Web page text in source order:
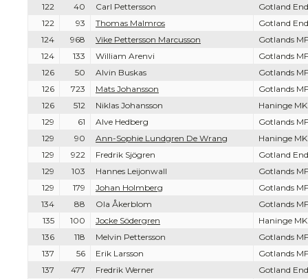
122
40 Carl Pettersson
Gotland
122
93 Thomas Malmros
Gotland
124
968 Vike Pettersson Marcusson
Gotlands
124
133 William Arenvi
Gotlands
126
50 Alvin Buskas
Gotlands
126
723 Mats Johansson
Gotlands
126
512 Niklas Johansson
Haninge MK
129
61 Alve Hedberg
Gotlands
129
90 Ann-Sophie Lundgren De Wrang
Haninge MK
129
922 Fredrik Sjögren
Gotland
129
103 Hannes Leijonwall
Gotlands
129
179 Johan Holmberg
Gotlands
134
88 Ola Åkerblom
Gotlands
135
100 Jocke Södergren
Haninge MK
136
118 Melvin Pettersson
Gotlands
137
56 Erik Larsson
Gotlands
137
477 Fredrik Werner
Gotland